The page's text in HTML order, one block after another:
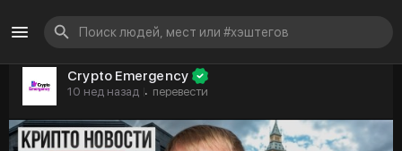
Crypto Emergency
10 нед назад · перевести